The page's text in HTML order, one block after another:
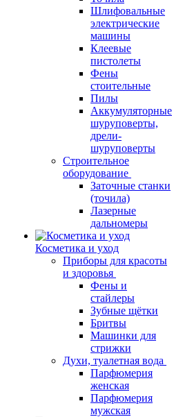
Шлифовальные
электрические
машины
Клеевые
пистолеты
Фены
стоительные
Пилы
Аккумуляторные
шуруповерты,
дрели-
шуруповерты
Строительное
оборудование
Заточные станки
(точила)
Лазерные
дальномеры
Косметика и уход
Приборы для красоты
и здоровья
Фены и
стайлеры
Зубные щётки
Бритвы
Машинки для
стрижки
Духи, туалетная вода
Парфюмерия
женская
Парфюмерия
мужская